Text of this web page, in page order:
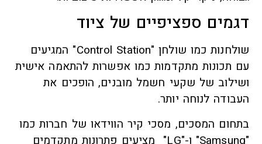
דגמים ספציפיים של ציוד
שולחנות כמו שולחן "Control Station" המגיעים
עם תכונות מתקדמות כמו אפשרות להתאמה אישית
ושילוב של שקעי חשמל מובנים, הופכים את
העבודה לנוחה יותר.
בתחום המסכים, מסכי קיר הווידאו של חברות כמו
"Samsung" ו-"LG" מציעים פתרונות מתקדמים